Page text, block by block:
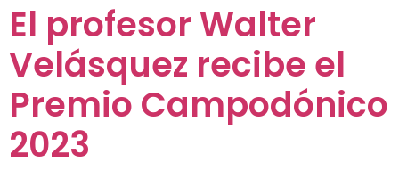
El profesor Walter
Velásquez recibe el
Premio Campodónico
2023